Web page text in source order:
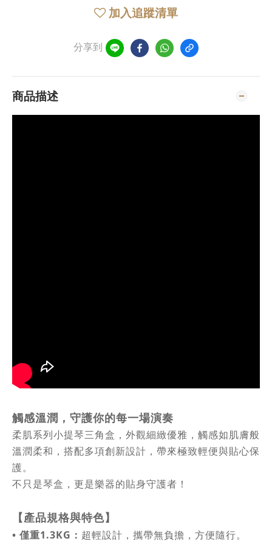
加入追蹤清單
分享到
商品描述
觸感溫潤，守護你的每一場演奏
柔肌系列小提琴三角盒，外觀細緻優雅，觸感如肌膚般
溫潤柔和，搭配多項創新設計，帶來極致輕便與貼心保
護。
不只是琴盒，更是樂器的貼身守護者！
【產品規格與特色】
• 僅重1.3KG： 超輕設計，攜帶無負擔，方便隨行。